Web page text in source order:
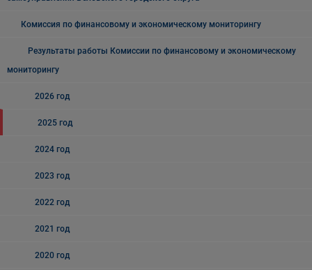
Комиссия по финансовому и экономическому мониторингу
Результаты работы Комиссии по финансовому и экономическому
мониторингу
2026 год
2025 год
2024 год
2023 год
2022 год
2021 год
2020 год